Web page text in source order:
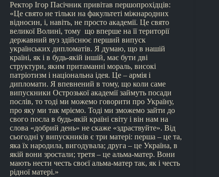
Ректор Ігор Пасічник привітав першопрохідців:
«Це свято не тільки на факультеті міжнародних
відносин, і, навіть, не просто академії. Це свято
великої Волині, тому що вперше на її території
державний вуз здійснює перший випуск
українських дипломатів. Я думаю, що в нашій
країні, як і в будь-якій іншій, має бути дві
структури, яким притаманні мораль, високі
патріотизм і національна ідея. Це – армія і
дипломати. Я впевнений в тому, що коли саме
випускники Острозької академії займуть посади
послів, то тоді ми можемо говорити про Україну,
про яку ми так мріємо. Тоді ми зможемо зайти до
свого посла в будь-якій країні світу і він нам на
слова «добрий день» не скаже «здраствуйте». Від
сьогодні у випускників є три матері: перша – це та,
яка їх народила, вигодувала; друга – це Україна, в
якій вони зростали; третя – це альма-матер. Вони
мають нести честь своєї альма-матер так, як і честь
рідної матері.»